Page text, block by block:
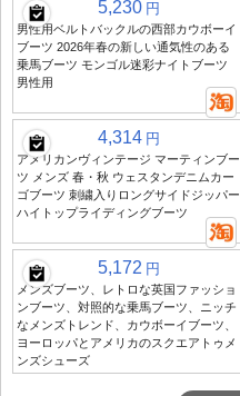
5,230 円
男性用ベルトバックルの西部カウボーイ
ブーツ 2026年春の新しい通気性のある
乗馬ブーツ モンゴル迷彩ナイトブーツ
男性用
4,314 円
アメリカンヴィンテージ マーティンブー
ツ メンズ 春・秋 ウェスタンデニムカー
ゴブーツ 刺繍入りロングサイドジッパー
ハイトップライディングブーツ
5,172 円
メンズブーツ、レトロな英国ファッショ
ンブーツ、対照的な乗馬ブーツ、ニッチ
なメンズトレンド、カウボーイブーツ、
ヨーロッパとアメリカのスクエアトゥメ
ンズシューズ